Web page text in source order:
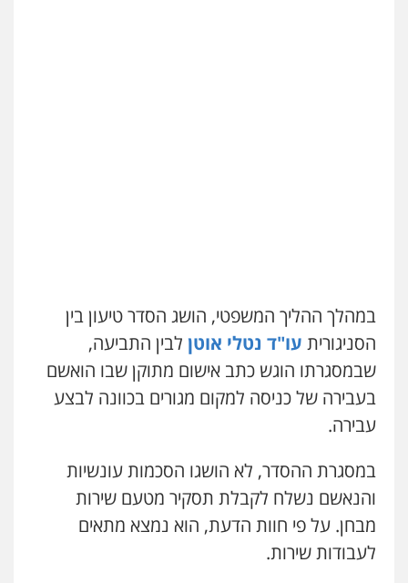
גיא זהבי משרד עורכי דין
פלילי משפחה
503456449
עו"ד איהאב ג'לג'ולי
פלילי מעצרים וחקירות עורכי דין לענייני
אסירים
0505216700
אייל בן שושן, עורך דין פלילי
במהלך ההליך המשפטי, הושג הסדר טיעון בין
הסניגורית עו"ד נטלי אוטן לבין התביעה,
שבמסגרתו הוגש כתב אישום מתוקן שבו הואשם
בעבירה של כניסה למקום מגורים בכוונה לבצע
עבירה.
במסגרת ההסדר, לא הושגו הסכמות עונשיות
והנאשם נשלח לקבלת תסקיר מטעם שירות
מבחן. על פי חוות הדעת, הוא נמצא מתאים
לעבודות שירות.
פלילי תעבורה עורכי דין לענייני אסירים
משפחה נוער
0505417090
שני אלגרבלי – משרד עורכי דין